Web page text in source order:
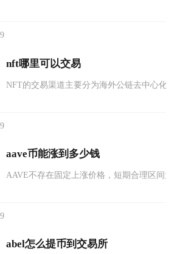
nft哪里可以交易
NFT的交易渠道主要分为海外公链去中心化
aave币能涨到多少钱
AAVE不存在固定上涨价格，短期合理区间
abel怎么提币到交易所